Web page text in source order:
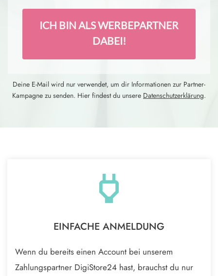
ICH BIN ALS WERBEPARTNER
DABEI!
Deine E-Mail wird nur verwendet, um dir Informationen zur Partner-
Kampagne zu senden. Hier findest du unsere Datenschutzerklärung.
EINFACHE ANMELDUNG
Wenn du bereits einen Account bei unserem
Zahlungspartner DigiStore24 hast, brauchst du nur